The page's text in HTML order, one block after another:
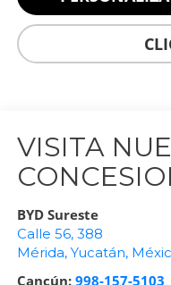
VISITA
BYD Sureste
Calle 56, 388
Mérida, Yucatán,
Cancún: 998-157-5103